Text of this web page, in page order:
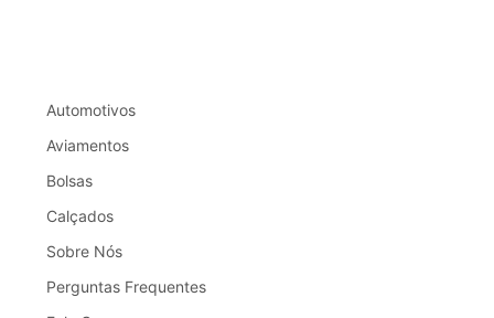
Automotivos
Aviamentos
Bolsas
Calçados
Sobre Nós
Perguntas Frequentes